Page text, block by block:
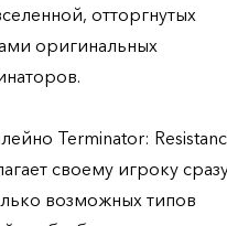
отторгнутых
оригинальных
Terminator:
своему игроку
возможных типов